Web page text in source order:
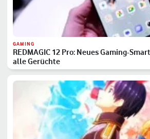
GAMING
REDMAGIC 12 Pro: Neues Gaming-
alle Gerüchte